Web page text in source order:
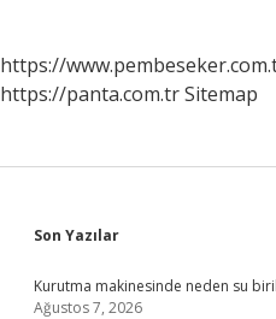
https://
https://panta.com.trSitemap
Sidebar
Son Yazılar
Kurutma makinesinde neden su
Ağustos 7, 2026